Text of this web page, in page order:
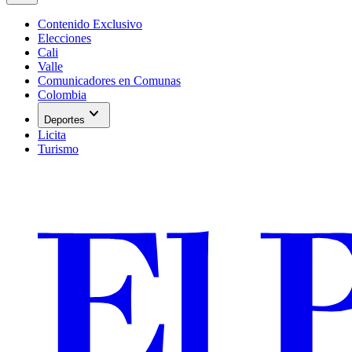
Contenido Exclusivo
Elecciones
Cali
Valle
Comunicadores en Comunas
Colombia
Deportes expand_more
Licita
Turismo